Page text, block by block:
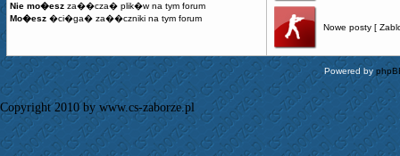
Nie mo�esz za��cza� plik�w na tym forum
Mo�esz �ci�ga� za��czniki na tym forum
Nowe posty [
Powered by
Copyright 2010 by www.cs-zaborze.pl